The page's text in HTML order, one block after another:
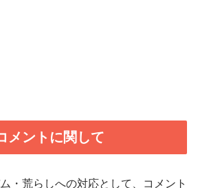
メントに関して
・荒らしへの対応として、コメント